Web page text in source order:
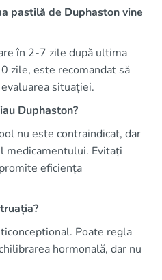
pastilă de Duphaston vine
în 2-7 zile după ultima
zile, este recomandat să
situației.
Duphaston?
nu este contraindicat, dar
medicamentului. Evitați
eficiența
Poate regla
hormonală, dar nu